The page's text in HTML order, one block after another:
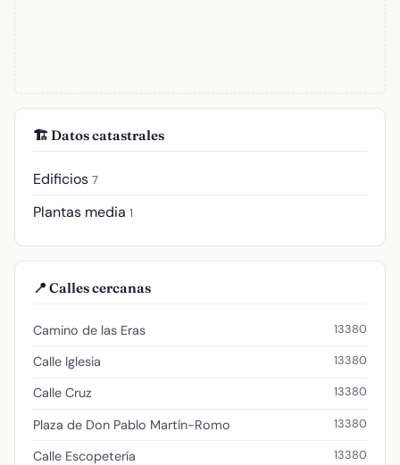
🏗️ Datos catastrales
Edificios 7
Plantas media 1
📍 Calles cercanas
Camino de las Eras 13380
Calle Iglesia 13380
Calle Cruz 13380
Plaza de Don Pablo Martín-Romo 13380
Calle Escopetería 13380